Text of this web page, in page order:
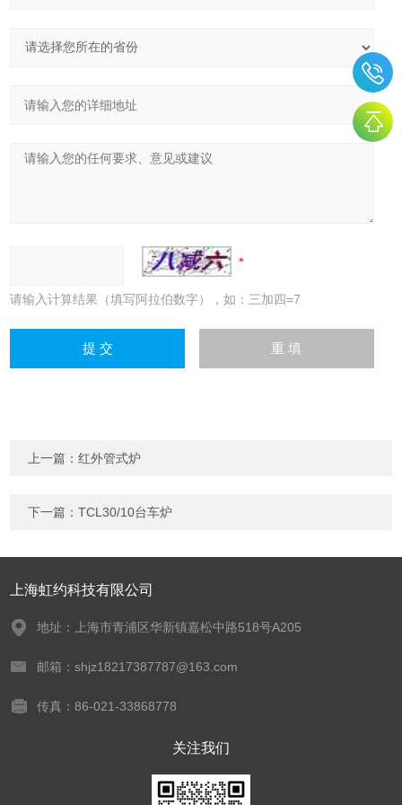
请输入计算结果（填写阿拉伯数字），如：三加四=7
上一篇：红外管式炉
下一篇：TCL30/10台车炉
上海虹约科技有限公司
地址：上海市青浦区华新镇嘉松中路518号A205
邮箱：shjz18217387787@163.com
传真：86-021-33868778
关注我们